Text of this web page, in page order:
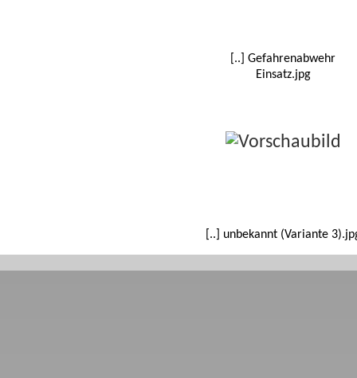
[..] Gefahrenabwehr
Einsatz.jpg
[..] unbekannt (Variante